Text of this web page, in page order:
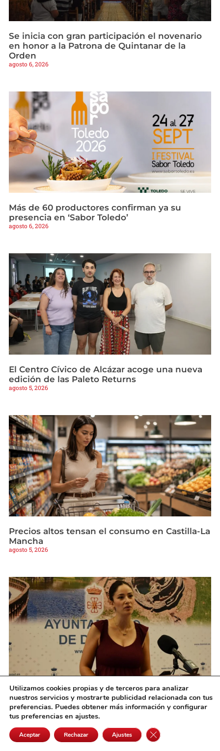
Se inicia con gran participación el novenario
en honor a la Patrona de Quintanar de la
Orden
agosto 6, 2026
Más de 60 productores confirman ya su
presencia en ‘Sabor Toledo’
agosto 6, 2026
El Centro Cívico de Alcázar acoge una nueva
edición de las Paleto Returns
agosto 5, 2026
Precios altos tensan el consumo en Castilla-La
Mancha
agosto 5, 2026
El equipo de Gobierno de Daimiel reformulará
el proyecto de la plaza
agosto 5, 2026
Utilizamos cookies propias y de terceros para analizar
nuestros servicios y mostrarte publicidad relacionada con tus
preferencias. Puedes obtener más información y configurar
tus preferencias en ajustes.
Aceptar Rechazar Ajustes Cerrar el banner de